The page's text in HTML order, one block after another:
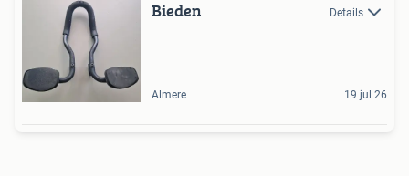
Bieden Details
Almere 19 jul 26